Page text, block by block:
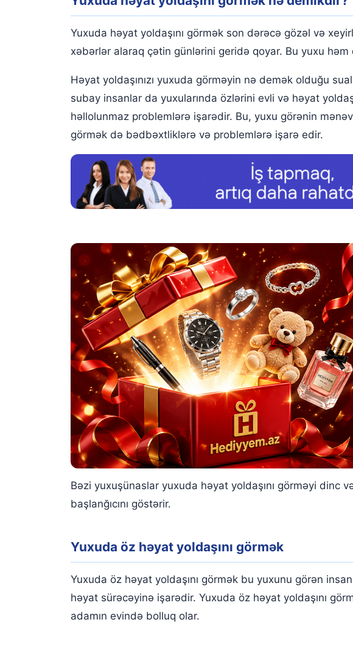
Yuxuda həyat yoldaşı ilə tətilə getdiyini görmək
Yuxuda həyat yoldaşına hədiyyə almaq
Yuxuda həyat yoldaşının ağladığını görmək
Yuxuda həyat yoldaşını başqa biri ilə görmək
Yuxuda həyat yoldaşını aldatmaq
Yuxuda həyat yoldaşınızın güldüyünü görmək
Yuxuda həyat yoldaşını görmək son dərəcə gözəl və
xəbərlər alaraq çətin günlərini geridə qoyar. Bu yuxu
Həyat yoldaşınızı yuxuda görməyin nə demək olduğu
subay insanlar da yuxularında özlərini evli və həyat
həllolunmaz problemlərə işarədir. Bu, yuxu görənin
görmək də bədbəxtliklərə və problemlərə işarə edir.
Bəzi yuxuşünaslar yuxuda həyat yoldaşını görməyi dinc
başlanğıcını göstərir.
Yuxuda öz həyat yoldaşını görmək
Yuxuda öz həyat yoldaşını görmək bu yuxunu görən
həyat sürəcəyinə işarədir. Yuxuda öz həyat yoldaşını
adamın evində bolluq olar.